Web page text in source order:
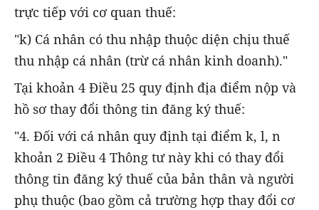
trực tiếp với cơ quan thuế:
"k) Cá nhân có thu nhập thuộc diện chịu thuế
thu nhập cá nhân (trừ cá nhân kinh doanh)."
Tại khoản 4 Điều 25 quy định địa điểm nộp và
hồ sơ thay đổi thông tin đăng ký thuế:
"4. Đối với cá nhân quy định tại điểm k, l, n
khoản 2 Điều 4 Thông tư này khi có thay đổi
thông tin đăng ký thuế của bản thân và người
phụ thuộc (bao gồm cả trường hợp thay đổi cơ